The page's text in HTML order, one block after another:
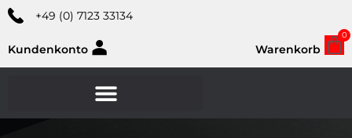
+49 (0) 7123 33134
Kundenkonto Warenkorb
0